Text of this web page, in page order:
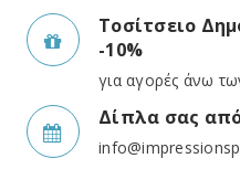
Τοσίτσειο
-10%
για αγορές άνω
Δίπλα σας